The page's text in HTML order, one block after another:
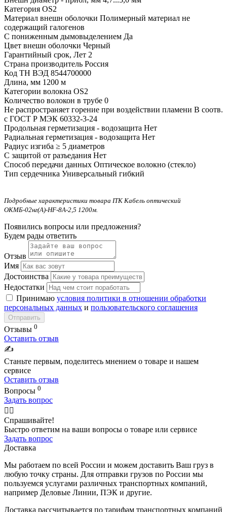
Категория OS2
Материал внешн оболочки Полимерный материал не
содержащий галогенов
С пониженным дымовыделением Да
Цвет внешн оболочки Черный
Гарантийный срок, Лет 2
Страна производитель Россия
Код ТН ВЭД 8544700000
Длина, мм 1200 м
Категории волокна OS2
Количество волокон в трубе 0
Не распространяет горение при воздействии пламени В соотв.
с ГОСТ Р МЭК 60332-3-24
Продольная герметизация - водозащита Нет
Радиальная герметизация - водозащита Нет
Радиус изгиба ≥ 5 диаметров
С защитой от разъедания Нет
Способ передачи данных Оптическое волокно (стекло)
Тип сердечника Универсальный гибкий
Подробные характеристики товара ITK Кабель оптический
ОКМБ-02нг(А)-HF-8А-2,5 1200м.
Появились вопросы или предложения?
Будем рады ответить
Отзыв
Имя
Достоинства
Недостатки
Принимаю условия политики в отношении обработки
персональных данных и пользовательского соглашения
Отправить
Отзывы 0
Оставить отзыв
✍️
Станьте первым, поделитесь мнением о товаре и нашем
сервисе
Оставить отзыв
Вопросы 0
Задать вопрос
🙋‍♂️
Спрашивайте!
Быстро ответим на ваши вопросы о товаре или сервисе
Задать вопрос
Доставка
Мы работаем по всей России и можем доставить Ваш груз в
любую точку страны. Для отправки грузов по России мы
пользуемся услугами различных транспортных компаний,
например Деловые Линии, ПЭК и другие.
Доставка рассчитывается по тарифам транспортных компаний